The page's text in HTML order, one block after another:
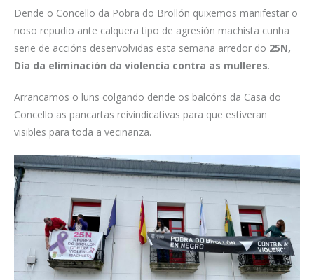
Dende o Concello da Pobra do Brollón quixemos manifestar o
noso repudio ante calquera tipo de agresión machista cunha
serie de accións desenvolvidas esta semana arredor do 25N,
Día da eliminación da violencia contra as mulleres.
Arrancamos o luns colgando dende os balcóns da Casa do
Concello as pancartas reivindicativas para que estiveran
visibles para toda a veciñanza.